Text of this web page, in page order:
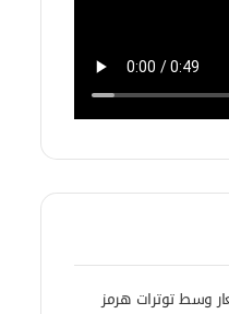
وسط توترات هرمز